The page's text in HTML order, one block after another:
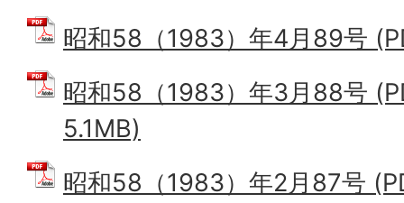
昭和58（1983）年4月89号
昭和58（1983）年3月88号
5.1MB)
昭和58（1983）年2月87号